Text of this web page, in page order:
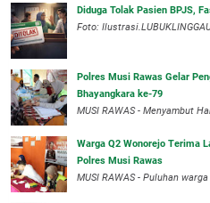
Diduga Tolak Pasien BPJS,
Foto:
Polres Musi Rawas Gelar
Bhayangkara ke-79
MUSI RAWAS - Menyambut
Warga Q2 Wonorejo Terima
Polres Musi Rawas
MUSI RAWAS - Puluhan